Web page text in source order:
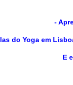
-
do Yoga em
E